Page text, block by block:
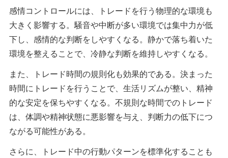
感情コントロールには、トレードを行う物理的な環境も
大きく影響する。騒音や中断が多い環境では集中力が低
下し、感情的な判断をしやすくなる。静かで落ち着いた
環境を整えることで、冷静な判断を維持しやすくなる。
また、トレード時間の規則化も効果的である。決まった
時間にトレードを行うことで、生活リズムが整い、精神
的な安定を保ちやすくなる。不規則な時間でのトレード
は、体調や精神状態に悪影響を与え、判断力の低下につ
ながる可能性がある。
さらに、トレード中の行動パターンを標準化することも